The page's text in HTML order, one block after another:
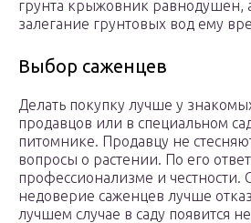
грунта крыжовник равнодушен,
залегание грунтовых вод ему
Выбор саженцев
Делать покупку лучше у
продавцов или в специальном
питомнике. Продавцу не
вопросы о растении. По его
профессионализме и
недоверие саженцев лучше
лучшем случае в саду появится